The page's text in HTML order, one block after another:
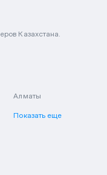
Казахстана.
Алматы
Показать еще